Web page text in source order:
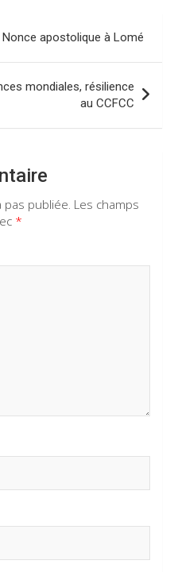
apostolique à Lomé
mondiales, résilience
au CCFCC
publiée. Les champs
*